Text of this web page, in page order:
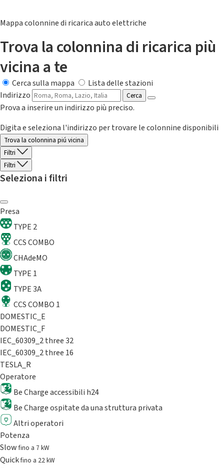
Mappa colonnine di ricarica auto elettriche
Trova la colonnina di ricarica più
vicina a te
Cerca sulla mappa
Lista delle stazioni
Indirizzo
Cerca
Prova a inserire un indirizzo più preciso.
Digita e seleziona l'indirizzo per trovare le colonnine disponibili
Trova la colonnina piú vicina
Filtri
Filtri
Seleziona i filtri
Presa
TYPE 2
CCS COMBO
CHAdeMO
TYPE 1
TYPE 3A
CCS COMBO 1
DOMESTIC_E
DOMESTIC_F
IEC_60309_2 three 32
IEC_60309_2 three 16
TESLA_R
Operatore
Be Charge accessibili h24
Be Charge ospitate da una struttura privata
Altri operatori
Potenza
Slowfino a 7 kW
Quickfino a 22 kW